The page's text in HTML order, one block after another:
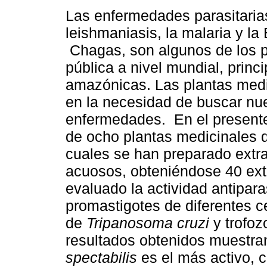
Las enfermedades
leishmaniasis, la malaria y la
Chagas, son algunos de los
pública a nivel mundial,
amazónicas. Las plantas
en la necesidad de buscar
enfermedades. En el
de ocho plantas medicinales
cuales se han preparado
acuosos, obteniéndose 40
evaluado la actividad
promastigotes de diferentes
de Tripanosoma cruzi y
resultados obtenidos
spectabilis es el más activo,